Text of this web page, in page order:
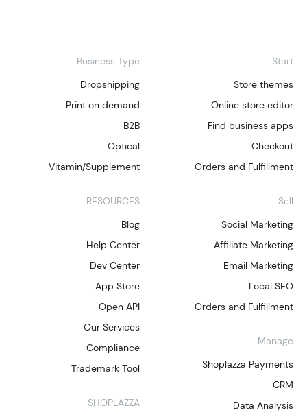
Start
Store themes
Online store editor
Find business apps
Checkout
Orders and Fulfillment
Sell
Social Marketing
Affiliate Marketing
Email Marketing
Local SEO
Orders and Fulfillment
Manage
Shoplazza Payments
CRM
Data Analysis
Business Type
Dropshipping
Print on demand
B2B
Optical
Vitamin/Supplement
RESOURCES
Blog
Help Center
Dev Center
App Store
Open API
Our Services
Compliance
Trademark Tool
SHOPLAZZA